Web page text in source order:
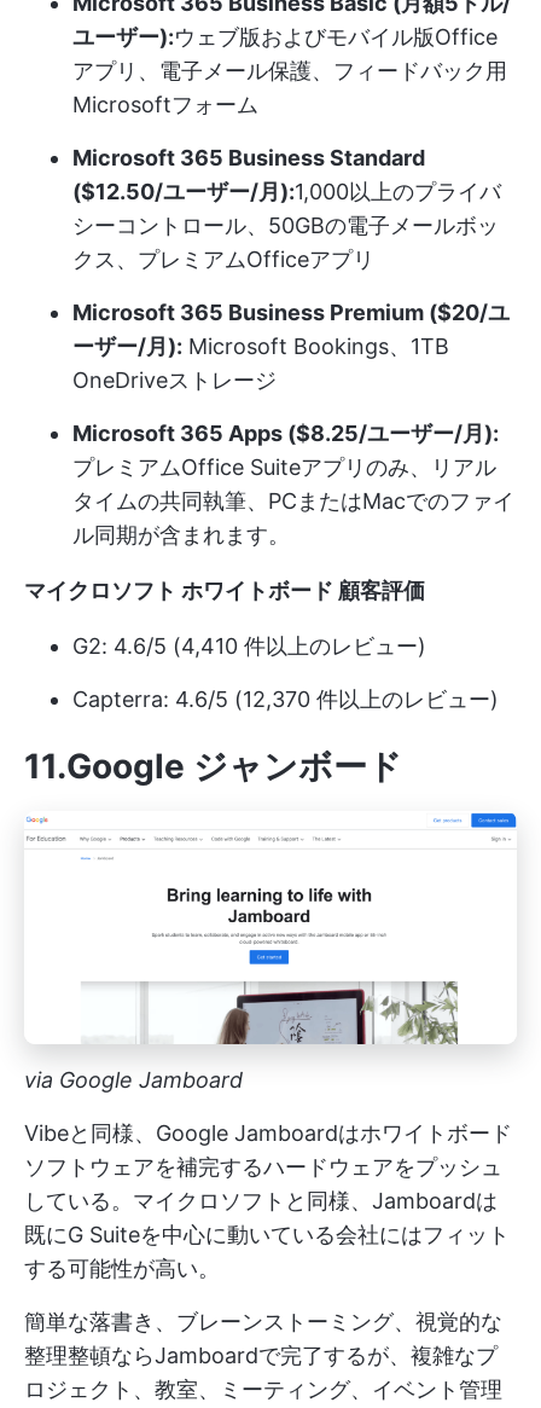
ユーザー):ウェブ版およびモバイル版Office
アプリ、電子メール保護、フィードバック用
Microsoftフォーム
Microsoft 365 Business Standard
($12.50/ユーザー/月):1,000以上のプライバ
シーコントロール、50GBの電子メールボッ
クス、プレミアムOfficeアプリ
Microsoft 365 Business Premium ($20/ユ
ーザー/月): Microsoft Bookings、1TB
OneDriveストレージ
Microsoft 365 Apps ($8.25/ユーザー/月):
プレミアムOffice Suiteアプリのみ、リアル
タイムの共同執筆、PCまたはMacでのファイ
ル同期が含まれます。
マイクロソフト ホワイトボード 顧客評価
G2: 4.6/5 (4,410 件以上のレビュー)
Capterra: 4.6/5 (12,370 件以上のレビュー)
11.Google ジャンボード
via Google Jamboard
Vibeと同様、Google Jamboardはホワイトボード
ソフトウェアを補完するハードウェアをプッシュ
している。マイクロソフトと同様、Jamboardは
既にG Suiteを中心に動いている会社にはフィット
する可能性が高い。
簡単な落書き、ブレーンストーミング、視覚的な
整理整頓ならJamboardで完了するが、複雑なプ
ロジェクト、教室、ミーティング、イベント管理